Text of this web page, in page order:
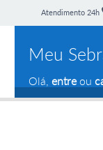
Atendimento 24h
Meu
Olá, entreou